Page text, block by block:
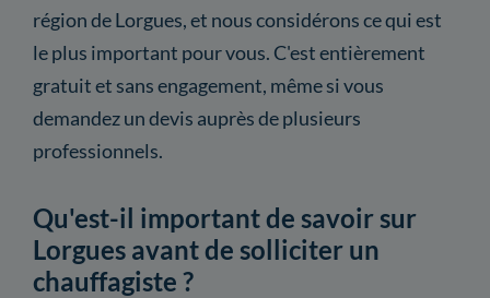
région de Lorgues, et nous considérons ce qui est
le plus important pour vous. C'est entièrement
gratuit et sans engagement, même si vous
demandez un devis auprès de plusieurs
professionnels.
Qu'est-il important de savoir sur
Lorgues avant de solliciter un
chauffagiste ?